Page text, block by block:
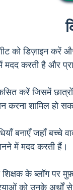
को डिज़ाइन करें
मदद करती है और
करें जिसमें
करना शामिल हो
बनाएँ जहाँ
में मदद करती हैं।
के ब्लॉग पर
को उनके अर्थों से